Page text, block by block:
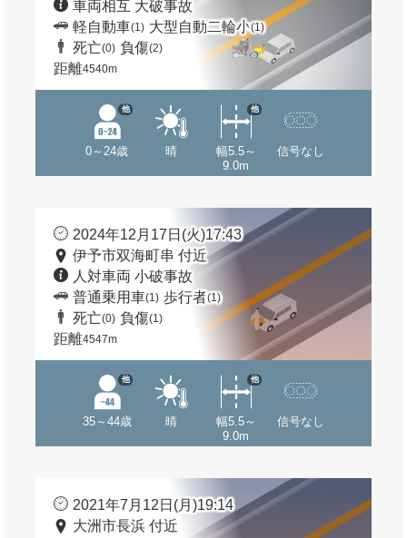
車両相互 大破事故
軽自動車(1) 大型自動二輪小(1)
死亡(0) 負傷(2)
距離4540m
0～24歳
他
晴
幅5.5～
9.0m
他
信号なし
2024年12月17日(火)17:43
伊予市双海町串 付近
人対車両 小破事故
普通乗用車(1) 歩行者(1)
死亡(0) 負傷(1)
距離4547m
35～44歳
他
晴
幅5.5～
9.0m
他
信号なし
2021年7月12日(月)19:14
大洲市長浜 付近